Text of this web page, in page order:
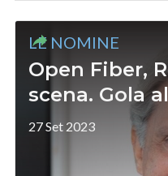
LE NOMINE
Open Fiber,
scena. Gola
27 Set 2023